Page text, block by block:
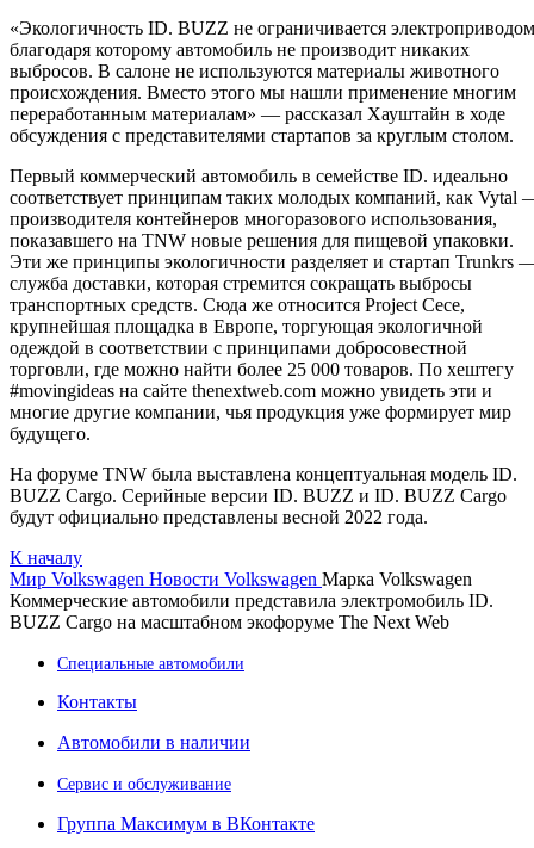
«Экологичность ID. BUZZ не ограничивается
благодаря которому автомобиль не производит никаких
выбросов. В салоне не используются материалы животного
происхождения. Вместо этого мы нашли применение многим
переработанным материалам» — рассказал Хауштайн в ходе
обсуждения с представителями стартапов за круглым столом.
Первый коммерческий автомобиль в семействе ID. идеально
соответствует принципам таких молодых компаний, как Vytal
производителя контейнеров многоразового использования,
показавшего на TNW новые решения для пищевой упаковки.
Эти же принципы экологичности разделяет и стартап Trunkrs
служба доставки, которая стремится сокращать выбросы
транспортных средств. Сюда же относится Project Cece,
крупнейшая площадка в Европе, торгующая экологичной
одеждой в соответствии с принципами добросовестной
торговли, где можно найти более 25 000 товаров. По хештегу
#movingideas на сайте thenextweb.com можно увидеть эти и
многие другие компании, чья продукция уже формирует мир
будущего.
На форуме TNW была выставлена концептуальная модель ID.
BUZZ Cargo. Серийные версии ID. BUZZ и ID. BUZZ Cargo
будут официально представлены весной 2022 года.
К началу
Мир Volkswagen Новости Volkswagen Марка Volkswagen
Коммерческие автомобили представила электромобиль ID.
BUZZ Cargo на масштабном экофоруме The Next Web
Специальные автомобили
Контакты
Автомобили в наличии
Сервис и обслуживание
Группа Максимум в ВКонтакте